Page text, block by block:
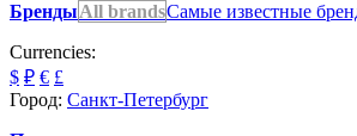
БрендыAll brandsСамые известные
Currencies:
$ ₽ € £
Город: Санкт-Петербург